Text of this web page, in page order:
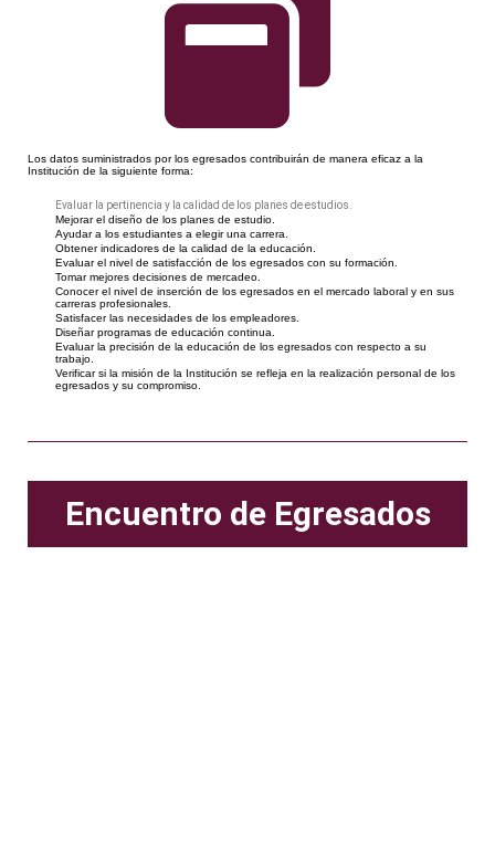
Los datos suministrados por los egresados contribuirán de manera eficaz a la
Institución de la siguiente forma:
Evaluar la pertinencia y la calidad de los planes de estudios.
Mejorar el diseño de los planes de estudio.
Ayudar a los estudiantes a elegir una carrera.
Obtener indicadores de la calidad de la educación.
Evaluar el nivel de satisfacción de los egresados con su formación.
Tomar mejores decisiones de mercadeo.
Conocer el nivel de inserción de los egresados en el mercado laboral y en sus
carreras profesionales.
Satisfacer las necesidades de los empleadores.
Diseñar programas de educación continua.
Evaluar la precisión de la educación de los egresados con respecto a su
trabajo.
Verificar si la misión de la Institución se refleja en la realización personal de los
egresados y su compromiso.
Encuentro de Egresados